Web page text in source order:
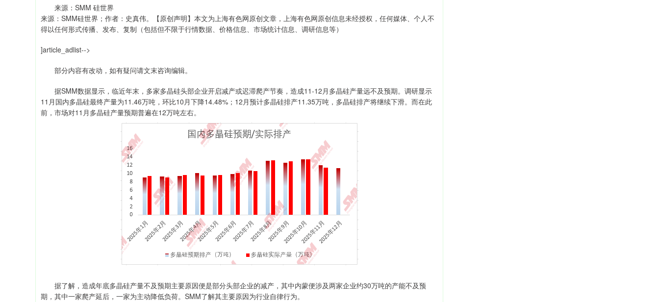
来源：SMM 硅世界
来源：SMM硅世界；作者：史真伟。【原创声明】本文为上海有色网原创文章，上海有色网原创信息未经授权，任何媒体、个人不
得以任何形式传播、发布、复制（包括但不限于行情数据、价格信息、市场统计信息、调研信息等）
]article_adlist-->
部分内容有改动，如有疑问请文末咨询编辑。
据SMM数据显示，临近年末，多家多晶硅头部企业开启减产或迟滞爬产节奏，造成11-12月多晶硅产量远不及预期。调研显示
11月国内多晶硅最终产量为11.46万吨，环比10月下降14.48%；12月预计多晶硅排产11.35万吨，多晶硅排产将继续下滑。而在此
前，市场对11月多晶硅产量预期普遍在12万吨左右。
据了解，造成年底多晶硅产量不及预期主要原因便是部分头部企业的减产，其中内蒙便涉及两家企业约30万吨的产能不及预
期，其中一家爬产延后，一家为主动降低负荷。SMM了解其主要原因为行业自律行为。